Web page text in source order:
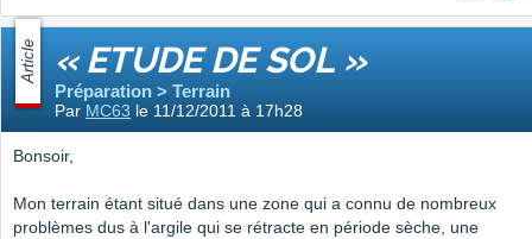
Article « ETUDE DE SOL »
Préparation > Terrain
Par MC63 le 11/12/2011 à 17h28
Bonsoir,
Mon terrain étant situé dans une zone qui a connu de nombreux
problèmes dus à l'argile qui se rétracte en période sèche, une